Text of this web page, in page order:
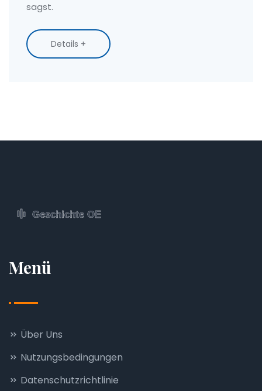
sagst.
Details +
Menü
Über Uns
Nutzungsbedingungen
Datenschutzrichtlinie